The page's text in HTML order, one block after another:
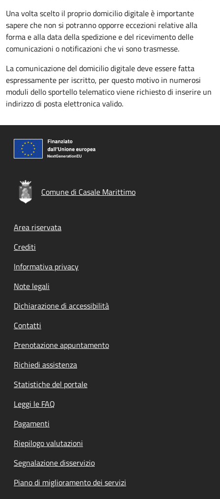
Una volta scelto il proprio domicilio digitale è importante
sapere che non si potranno opporre eccezioni relative alla
forma e alla data della spedizione e del ricevimento delle
comunicazioni o notificazioni che vi sono trasmesse.
La comunicazione del domicilio digitale deve essere fatta
espressamente per iscritto, per questo motivo in numerosi
moduli dello sportello telematico viene richiesto di inserire un
indirizzo di posta elettronica valido.
Comune di Casale Marittimo
Footer menu
Area riservata
Crediti
Informativa privacy
Note legali
Dichiarazione di accessibilità
Contatti
Prenotazione appuntamento
Richiedi assistenza
Statistiche del portale
Leggi le FAQ
Pagamenti
Riepilogo valutazioni
Segnalazione disservizio
Piano di miglioramento dei servizi